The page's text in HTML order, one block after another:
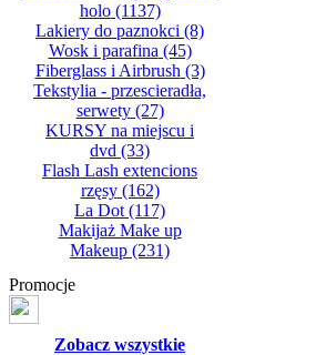
holo(1137)
Lakiery do paznokci (8)
Wosk i parafina (45)
Fiberglass i Airbrush (3)
Tekstylia - przescieradła,
serwety(27)
KURSY na miejscu i
dvd (33)
Flash Lash extencions
rzęsy(162)
La Dot (117)
Makijaż Make up
Makeup (231)
Promocje
Zobacz wszystkie